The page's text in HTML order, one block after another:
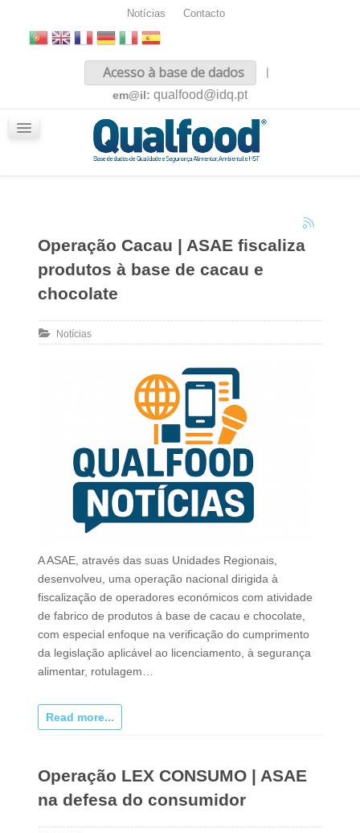
Notícias Contacto
Acesso à base de dados
|
em@il: qualfood@idq.pt
Operação Cacau | ASAE fiscaliza
produtos à base de cacau e
chocolate
Notícias
A ASAE, através das suas Unidades Regionais,
desenvolveu, uma operação nacional dirigida à
fiscalização de operadores económicos com atividade
de fabrico de produtos à base de cacau e chocolate,
com especial enfoque na verificação do cumprimento
da legislação aplicável ao licenciamento, à segurança
alimentar, rotulagem…
Read more...
Operação LEX CONSUMO | ASAE
na defesa do consumidor